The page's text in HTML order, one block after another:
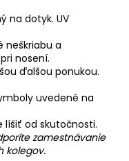
na dotyk. UV
neškriabu a
nosení.
ďalšou ponukou.
uvedené na
líšiť od skutočnosti.
zamestnávanie
kolegov.